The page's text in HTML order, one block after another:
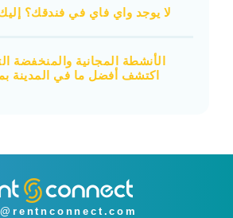
لا يوجد واي فاي في فندقك؟
الأنشطة المجانية والمنخفضة
اكتشف أفضل ما في المدينة